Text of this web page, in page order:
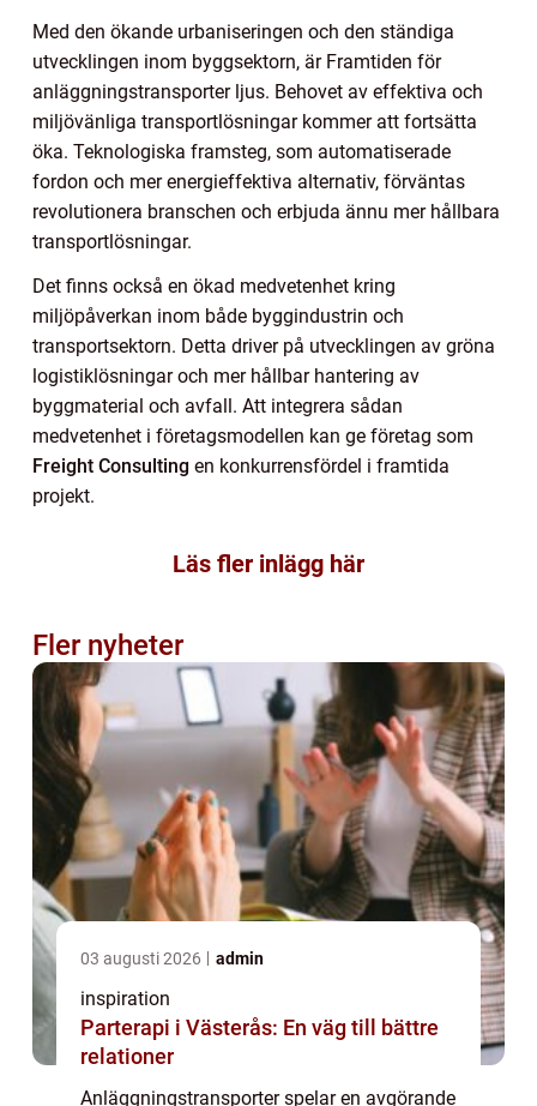
Med den ökande urbaniseringen och den ständiga
utvecklingen inom byggsektorn, är Framtiden för
anläggningstransporter ljus. Behovet av effektiva och
miljövänliga transportlösningar kommer att fortsätta
öka. Teknologiska framsteg, som automatiserade
fordon och mer energieffektiva alternativ, förväntas
revolutionera branschen och erbjuda ännu mer hållbara
transportlösningar.
Det finns också en ökad medvetenhet kring
miljöpåverkan inom både byggindustrin och
transportsektorn. Detta driver på utvecklingen av gröna
logistiklösningar och mer hållbar hantering av
byggmaterial och avfall. Att integrera sådan
medvetenhet i företagsmodellen kan ge företag som
Freight Consulting en konkurrensfördel i framtida
projekt.
Läs fler inlägg här
Fler nyheter
03 augusti 2026 admin
inspiration
Parterapi i Västerås: En väg till bättre
relationer
Anläggningstransporter spelar en avgörande